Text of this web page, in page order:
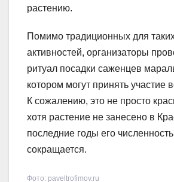
растению.
Помимо традиционных для
активностей, организаторы
ритуал посадки саженцев
котором могут принять участие
К сожалению, это не просто
хотя растение не занесено в
последние годы его
сокращается.
Фото: paveltrofimov.ru